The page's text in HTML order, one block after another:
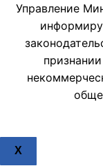
Управление
X